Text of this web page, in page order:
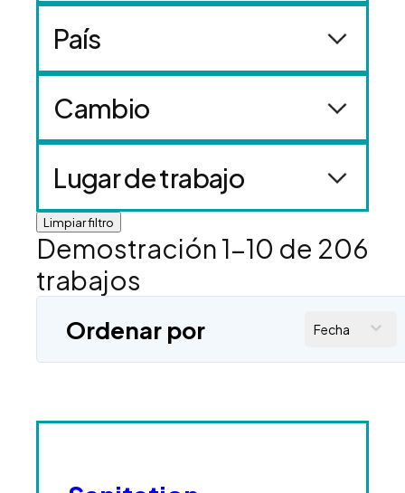
País
Cambio
Lugar de trabajo
Limpiar filtro
Demostración1-10 de 206
trabajos
Ordenar por Fecha